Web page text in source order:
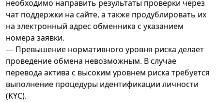
необходимо направить результаты проверки через
чат поддержки на сайте, а также продублировать их
на электронный адрес обменника с указанием
номера заявки.
— Превышение нормативного уровня риска делает
проведение обмена невозможным. В случае
перевода актива с высоким уровнем риска требуется
выполнение процедуры идентификации личности
(KYC).